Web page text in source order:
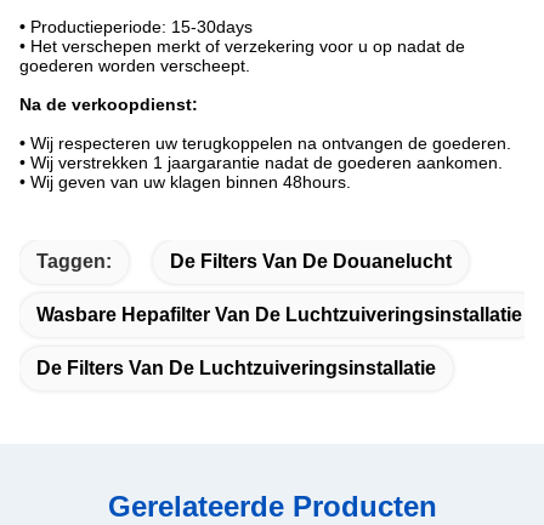
• Productieperiode: 15-30days
• Het verschepen merkt of verzekering voor u op nadat de
goederen worden verscheept.
Na de verkoopdienst:
• Wij respecteren uw terugkoppelen na ontvangen de goederen.
• Wij verstrekken 1 jaargarantie nadat de goederen aankomen.
• Wij geven van uw klagen binnen 48hours.
Taggen: De Filters Van De Douanelucht
Wasbare Hepafilter Van De Luchtzuiveringsinstallatie
De Filters Van De Luchtzuiveringsinstallatie
Gerelateerde Producten